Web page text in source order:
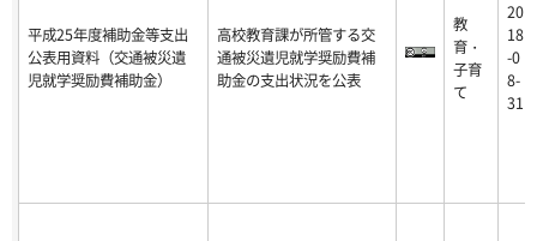
平成25年度補助金等支出
公表用資料（交通被災遺
児就学奨励費補助金）
高校教育課が所管する交
通被災遺児就学奨励費補
助金の支出状況を公表
教
育・
子育
て
20
18
-0
8-
31